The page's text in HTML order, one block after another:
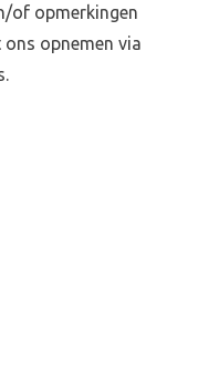
of opmerkingen
opnemen via